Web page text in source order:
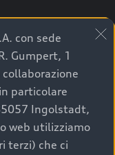
Care
la tua richiesta.
con sede
Gumpert, 1
particolare
Ingolstadt,
web utilizziamo
terzi) che ci